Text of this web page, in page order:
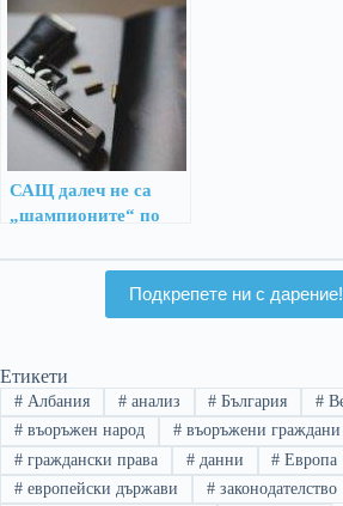
Европа
САЩ далеч не са
„шампионите“ по
Подкрепете ни с дарение!
Етикети
#Албания #анализ # България #
#въоръжен народ #въоръжени граждани
#граждански права #данни # Европа
#европейски държави #законодателство